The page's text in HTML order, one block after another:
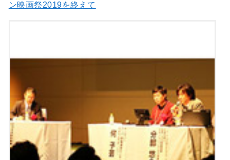
ン映画祭2019を終えて